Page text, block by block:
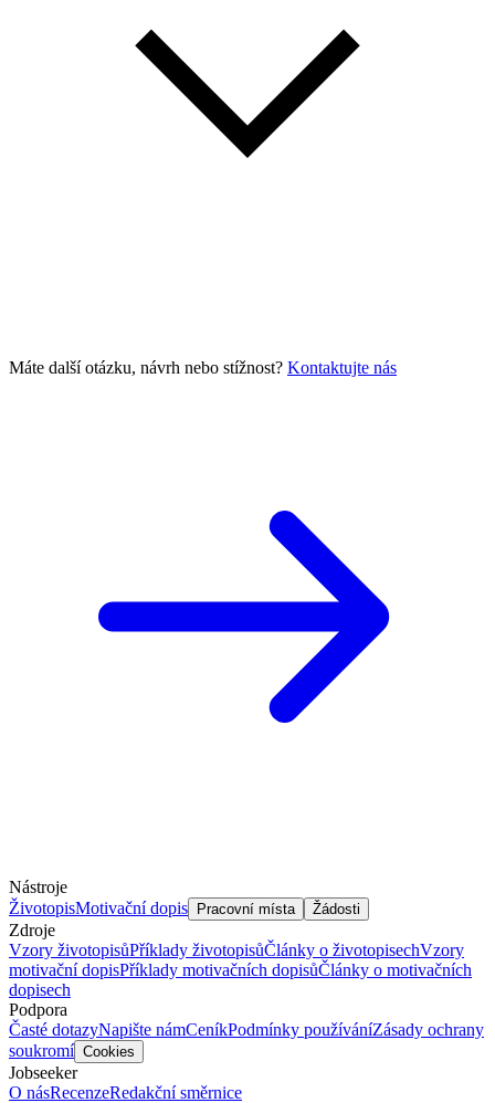
Máte další otázku, návrh nebo stížnost? Kontaktujte nás
Nástroje
ŽivotopisMotivační dopis Pracovní místa Žádosti
Zdroje
Vzory životopisůPříklady životopisůČlánky o životopisechVzory
motivační dopisPříklady motivačních dopisůČlánky o motivačních
dopisech
Podpora
Časté dotazyNapište námCeníkPodmínky používáníZásady ochrany
soukromí Cookies
Jobseeker
O násRecenzeRedakční směrnice